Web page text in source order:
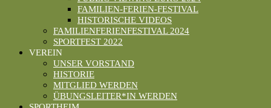
FAMILIEN-FERIEN-FESTIVAL
HISTORISCHE VIDEOS
FAMILIENFERIENFESTIVAL 2024
SPORTFEST 2022
VEREIN
UNSER VORSTAND
HISTORIE
MITGLIED WERDEN
ÜBUNGSLEITER*IN WERDEN